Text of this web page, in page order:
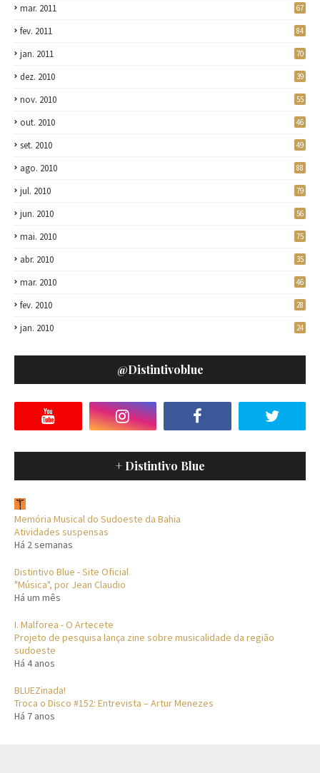
mar. 2011 67
fev. 2011 84
jan. 2011 70
dez. 2010 39
nov. 2010 55
out. 2010 46
set. 2010 49
ago. 2010 88
jul. 2010 79
jun. 2010 56
mai. 2010 75
abr. 2010 35
mar. 2010 46
fev. 2010 28
jan. 2010 24
@distintivoblue
+ Distintivo Blue
Memória Musical do Sudoeste da Bahia
Atividades suspensas
Há 2 semanas
Distintivo Blue - Site Oficial
"Música", por Jean Claudio
Há um mês
I. Malforea - O Artecete
Projeto de pesquisa lança zine sobre musicalidade da região
sudoeste
Há 4 anos
BLUEZinada!
Troca o Disco #152: Entrevista – Artur Menezes
Há 7 anos